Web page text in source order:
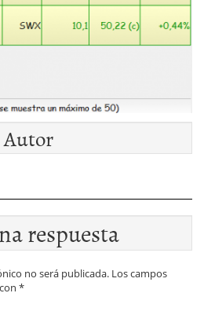
Autor
respuesta
no será publicada. Los campos
*